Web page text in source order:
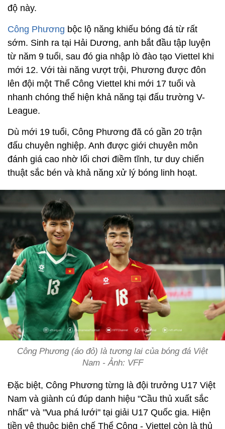
độ này.
Công Phương bộc lộ năng khiếu bóng đá từ rất
sớm. Sinh ra tại Hải Dương, anh bắt đầu tập luyện
từ năm 9 tuổi, sau đó gia nhập lò đào tạo Viettel khi
mới 12. Với tài năng vượt trội, Phương được đôn
lên đội một Thể Công Viettel khi mới 17 tuổi và
nhanh chóng thể hiện khả năng tại đấu trường V-
League.
Dù mới 19 tuổi, Công Phương đã có gần 20 trận
đấu chuyên nghiệp. Anh được giới chuyên môn
đánh giá cao nhờ lối chơi điềm tĩnh, tư duy chiến
thuật sắc bén và khả năng xử lý bóng linh hoạt.
Công Phương (áo đỏ) là tương lai của bóng đá Việt
Nam - Ảnh: VFF
Đặc biệt, Công Phương từng là đội trưởng U17 Việt
Nam và giành cú đúp danh hiệu "Cầu thủ xuất sắc
nhất" và "Vua phá lưới" tại giải U17 Quốc gia. Hiện
tiền vệ thuộc biên chế Thể Công - Viettel còn là thủ